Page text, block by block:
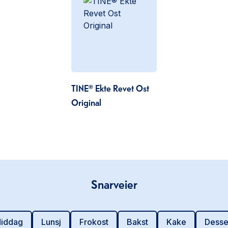
TINE® Ekte Revet Ost
Original
Snarveier
Lunsj Frokost Bakst Kake